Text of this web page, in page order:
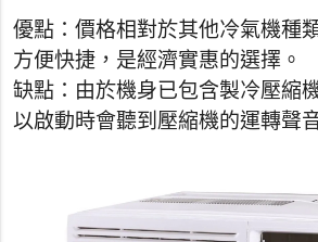
優點：價格相對於其他冷氣機種
方便快捷，是經濟實惠的選擇。
缺點：由於機身已包含製冷壓縮
以啟動時會聽到壓縮機的運轉聲